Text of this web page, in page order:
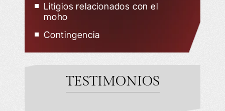
Litigios relacionados con el
moho
Contingencia
TESTIMONIOS